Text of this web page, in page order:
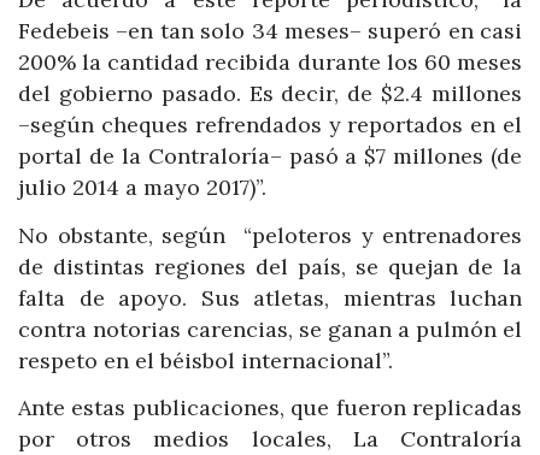
Fedebeis –en tan solo 34 meses– superó en casi
200% la cantidad recibida durante los 60 meses
del gobierno pasado. Es decir, de $2.4 millones
–según cheques refrendados y reportados en el
portal de la Contraloría– pasó a $7 millones (de
julio 2014 a mayo 2017)”.
No obstante, según “peloteros y entrenadores
de distintas regiones del país, se quejan de la
falta de apoyo. Sus atletas, mientras luchan
contra notorias carencias, se ganan a pulmón el
respeto en el béisbol internacional”.
Ante estas publicaciones, que fueron replicadas
por otros medios locales, La Contraloría